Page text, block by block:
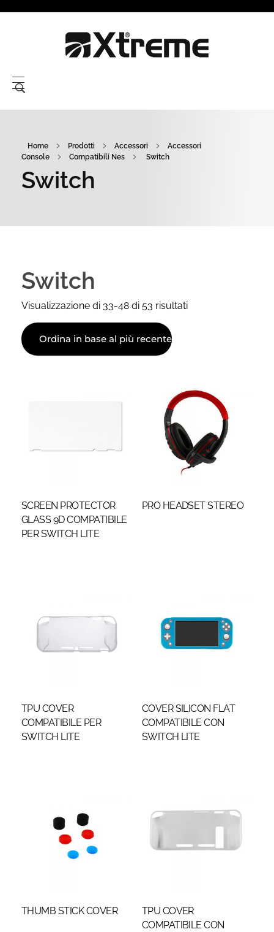
Home Prodotti Accessori
Accessori
Console
Compatibili Nes Switch
Switch
Switch
Visualizzazione di 33-48 di 53 risultati
SCREEN PROTECTOR
GLASS 9D COMPATIBILE
PER SWITCH LITE
PRO HEADSET STEREO
TPU COVER
COMPATIBILE PER
SWITCH LITE
COVER SILICON FLAT
COMPATIBILE CON
SWITCH LITE
THUMB STICK COVER
TPU COVER
COMPATIBILE CON